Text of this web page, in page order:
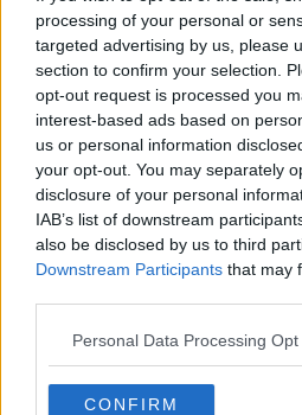
processing of your personal or
targeted advertising by us, please
section to confirm your selection.
opt-out request is processed you
interest-based ads based on
us or personal information
your opt-out. You may separately
disclosure of your personal
IAB’s list of downstream
also be disclosed by us to third
Downstream Participants that may
Personal Data Processing
CONFIRM
20 de rețete de salate de vară
06.08.2026